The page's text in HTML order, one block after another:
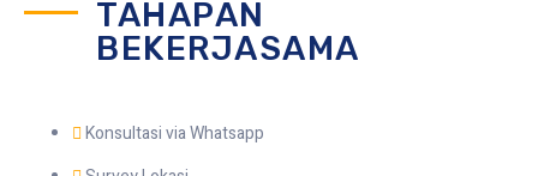
TAHAPAN
BEKERJASAMA
Konsultasi via Whatsapp